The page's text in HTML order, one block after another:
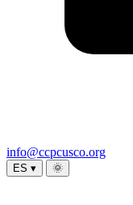
info@ccpcusco.org
ES ▾ 🌞